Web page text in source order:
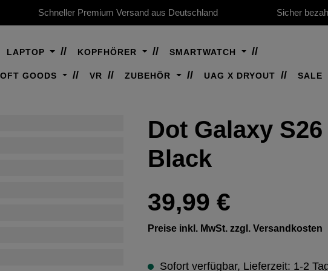
Schneller Premium Versand aus Deutschland Sicher
LAPTOP KOPFHÖRER SMARTWATCH
GOODS VR ZUBEHÖR UAG X DRYOUT SALE
Dot Galaxy
Black
Regulärer Preis:
39,99 €
Preise inkl. MwSt. zzgl. Versandkosten
Sofort verfügbar, Lieferzeit: 1-2